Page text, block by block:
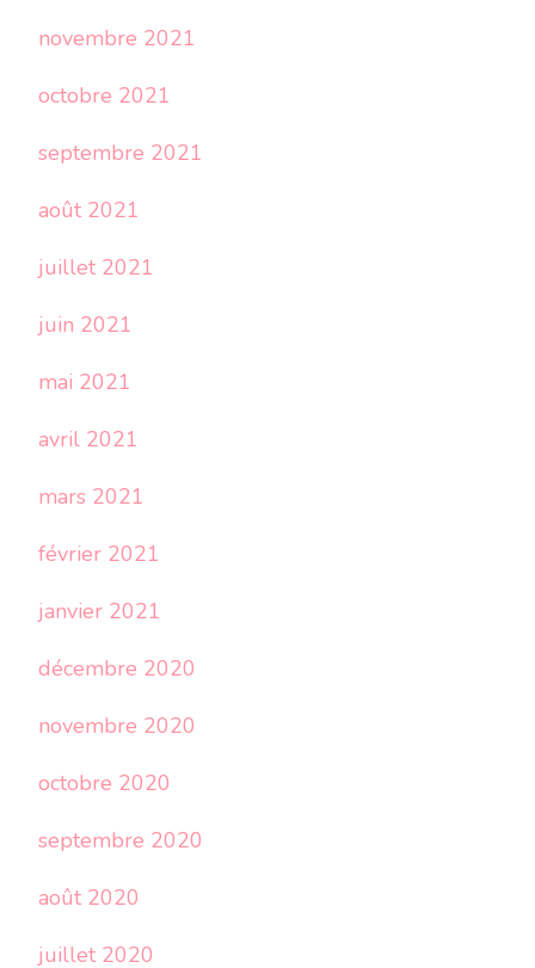
novembre 2021
octobre 2021
septembre 2021
août 2021
juillet 2021
juin 2021
mai 2021
avril 2021
mars 2021
février 2021
janvier 2021
décembre 2020
novembre 2020
octobre 2020
septembre 2020
août 2020
juillet 2020